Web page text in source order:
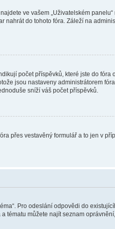
ve vašem „Uživatelském
nahrát do tohoto fóra. Záleží na
počet příspěvků, které jste do
jsou nastaveny administrátorem
sníží váš počet příspěvků.
přes vestavěný formulář a to jen v
Pro odeslání odpovědi do
můžete najít seznam